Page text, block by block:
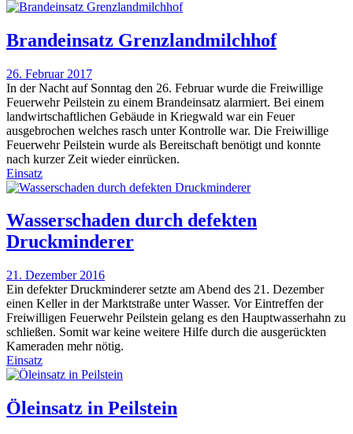
Brandeinsatz Grenzlandmilchhof
26. Februar 2017
In der Nacht auf Sonntag den 26. Februar wurde die Freiwillige
Feuerwehr Peilstein zu einem Brandeinsatz alarmiert. Bei einem
landwirtschaftlichen Gebäude in Kriegwald war ein Feuer
ausgebrochen welches rasch unter Kontrolle war. Die Freiwillige
Feuerwehr Peilstein wurde als Bereitschaft benötigt und konnte
nach kurzer Zeit wieder einrücken.
Einsatz
Wasserschaden durch defekten
Druckminderer
21. Dezember 2016
Ein defekter Druckminderer setzte am Abend des 21. Dezember
einen Keller in der Marktstraße unter Wasser. Vor Eintreffen der
Freiwilligen Feuerwehr Peilstein gelang es den Hauptwasserhahn zu
schließen. Somit war keine weitere Hilfe durch die ausgerückten
Kameraden mehr nötig.
Einsatz
Öleinsatz in Peilstein